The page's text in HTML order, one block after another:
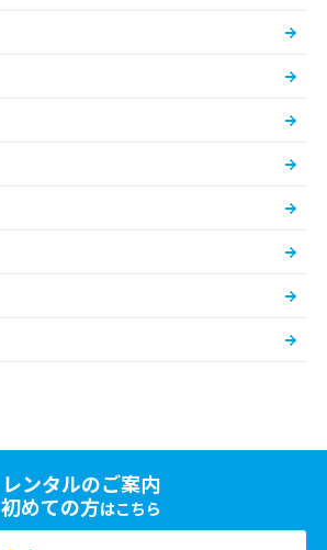
レンタルのご案内
初めての方はこちら